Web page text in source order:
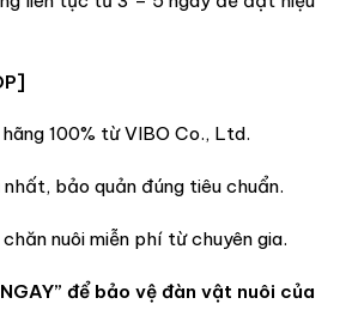
100% từ VIBO Co., Ltd.
nhất, bảo quản đúng tiêu chuẩn.
nuôi miễn phí từ chuyên gia.
để bảo vệ đàn vật nuôi của